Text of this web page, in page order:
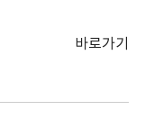
바로가기